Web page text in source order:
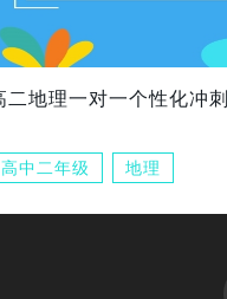
二地理一对一个性化冲
高中二年级 地理